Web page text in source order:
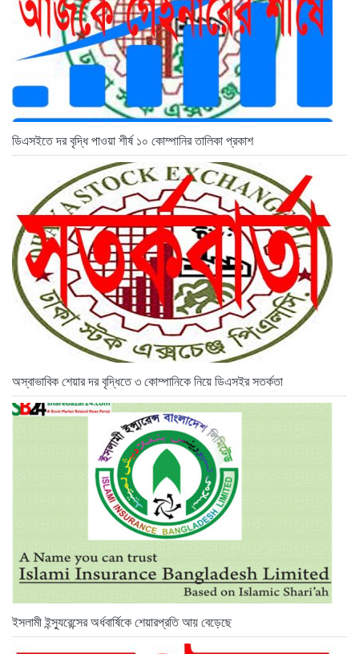
ডিএসইতে দর বৃদ্ধি পাওয়া শীর্ষ ১০ কোম্পানির তালিকা প্রকাশ
অস্বাভাবিক শেয়ার দর বৃদ্ধিতে ৩ কোম্পানিকে নিয়ে ডিএসইর সতর্কতা
ইসলামী ইন্স্যুরেন্সের অর্ধবার্ষিকে শেয়ারপ্রতি আয় বেড়েছে